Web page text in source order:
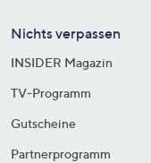
Nichts verpassen
INSIDER Magazin
TV-Programm
Gutscheine
Partnerprogramm